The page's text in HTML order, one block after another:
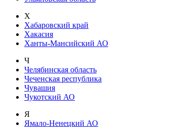
Х
Хабаровский край
Хакасия
Ханты-Мансийский АО
Ч
Челябинская область
Чеченская республика
Чувашия
Чукотский АО
Я
Ямало-Ненецкий АО